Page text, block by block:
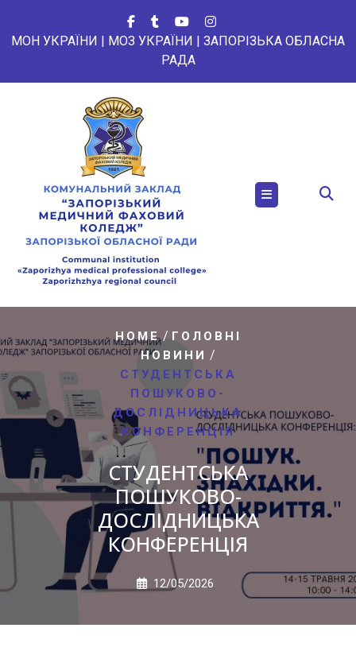
вмісту
МОН УКРАЇНИ | МОЗ УКРАЇНИ | ЗАПОРІЗЬКА ОБЛАСНА
РАДА
HOME/ ГОЛОВНІ
НОВИНИ /
СТУДЕНТСЬКА
ПОШУКОВО-
ДОСЛІДНИЦЬКА
КОНФЕРЕНЦІЯ
СТУДЕНТСЬКА
ПОШУКОВО-
ДОСЛІДНИЦЬКА
КОНФЕРЕНЦІЯ
12/05/2026